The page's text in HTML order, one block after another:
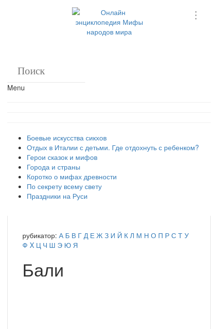
Menu
Боевые искусства сикхов
Отдых в Италии с детьми. Где отдохнуть с ребенком?
Герои сказок и мифов
Города и страны
Коротко о мифах древности
По секрету всему свету
Праздники на Руси
рубикатор: А Б В Г Д Е Ж З И Й К Л М Н О П Р С Т У
Ф X Ц Ч Ш Э Ю Я
Бали